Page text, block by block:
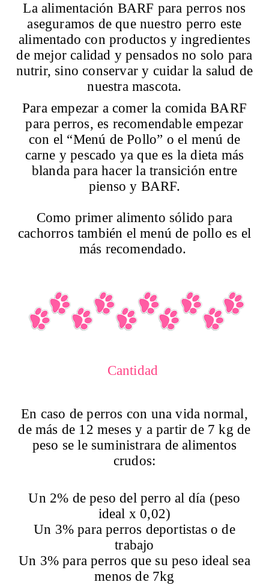
La alimentación BARF para perros nos
aseguramos de que nuestro perro este
alimentado con productosy ingredientes
de mejor calidad y pensados no solo para
nutrir, sino conservar y cuidar la salud de
nuestra mascota.
Para empezar a comer la comida BARF
para perros, es recomendable empezar
con el “Menú de Pollo” o el menú de
carne y pescado ya que es la dieta más
blanda para hacer la transición entre
pienso y BARF.
Como primer alimento sólido para
cachorros también el menú de pollo es el
más recomendado.
Cantidad
En caso de perros con una vida normal,
de más de 12 meses y a partir de 7 kg de
peso se le suministrara de alimentos
crudos:
Un 2% de peso del perro al día (peso
ideal x 0,02)
Un 3% para perros deportistas o de
trabajo
Un 3% para perros que su peso ideal sea
menos de 7kg